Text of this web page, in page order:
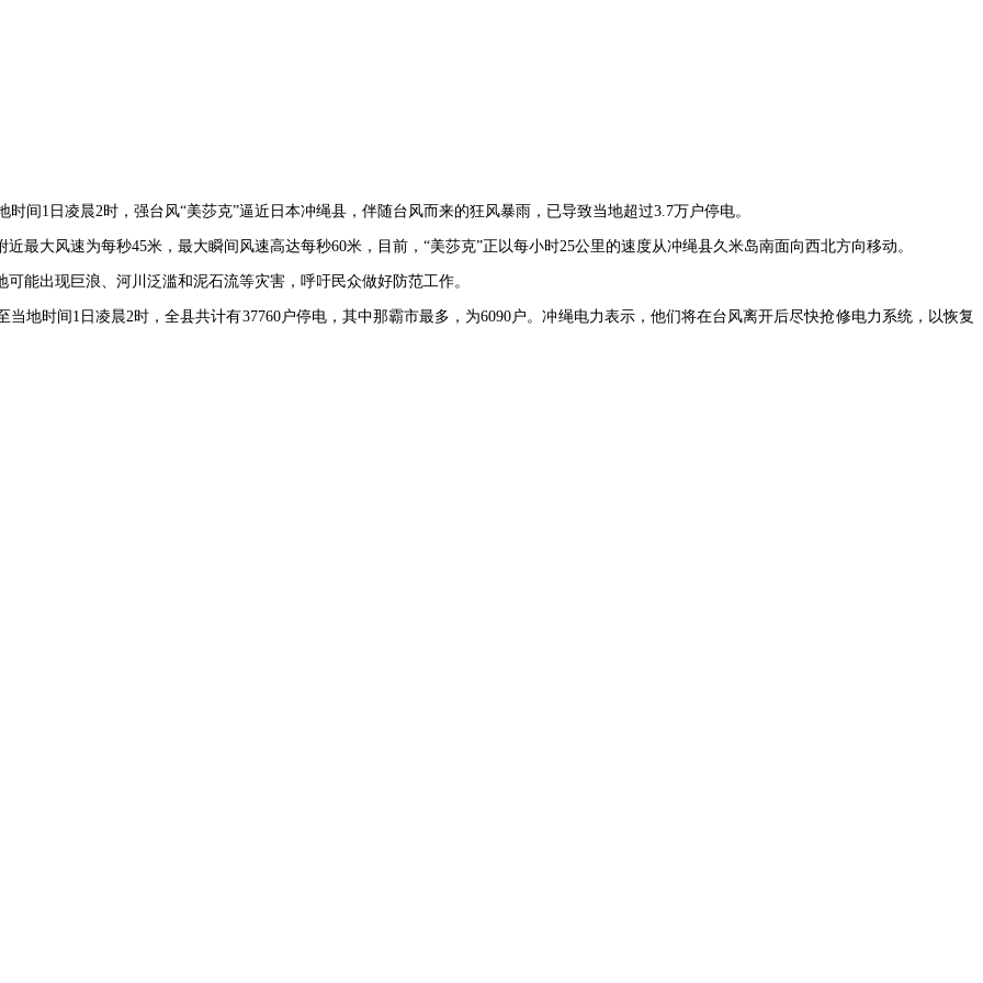
间1日凌晨2时，强台风“美莎克”逼近日本冲绳县，伴随台风而来的狂风暴雨，已导致当地超过3.7万户停电。
最大风速为每秒45米，最大瞬间风速高达每秒60米，目前，“美莎克”正以每小时25公里的速度从冲绳县久米岛南面向西北方向移动。
能出现巨浪、河川泛滥和泥石流等灾害，呼吁民众做好防范工作。
地时间1日凌晨2时，全县共计有37760户停电，其中那霸市最多，为6090户。冲绳电力表示，他们将在台风离开后尽快抢修电力系统，以恢复